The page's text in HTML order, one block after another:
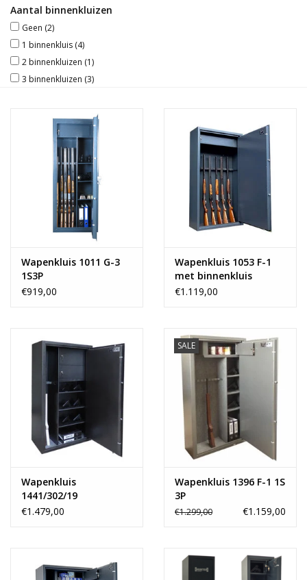
Aantal binnenkluizen
Geen (2)
1 binnenkluis (4)
2 binnenkluizen (1)
3 binnenkluizen (3)
Wapenkluis 1011 G-3
1S3P
€919,00
Wapenkluis 1053 F-1
met binnenkluis
€1.119,00
Wapenkluis
1441/302/19
€1.479,00
SALE
Wapenkluis 1396 F-1 1S
3P
€1.299,00 €1.159,00